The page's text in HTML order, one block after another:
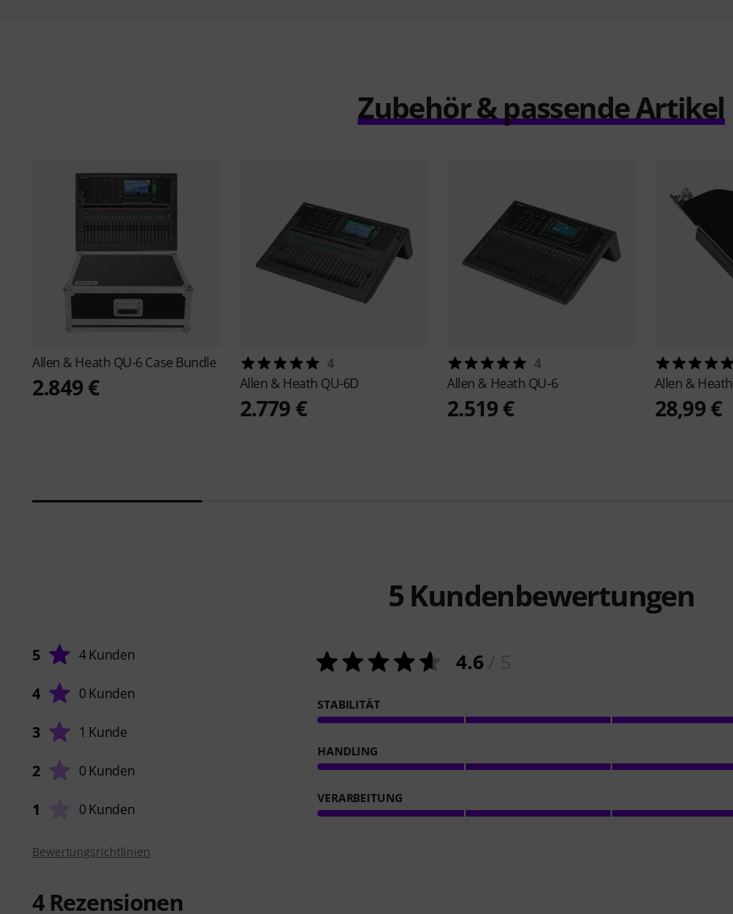
Zubehör & passende Artikel
Allen & Heath QU-6 Case Bundle
2.849 €
4
Allen & Heath QU-6D
2.779 €
4
Allen & Heath QU-6
2.519 €
Allen & Heath
28,99 €
5 Kundenbewertungen
5 4 Kunden
4 0 Kunden
3 1 Kunde
2 0 Kunden
1 0 Kunden
4.6
STABILITÄT
HANDLING
VERARBEITUNG
Bewertungsrichtlinien
4Rezensionen